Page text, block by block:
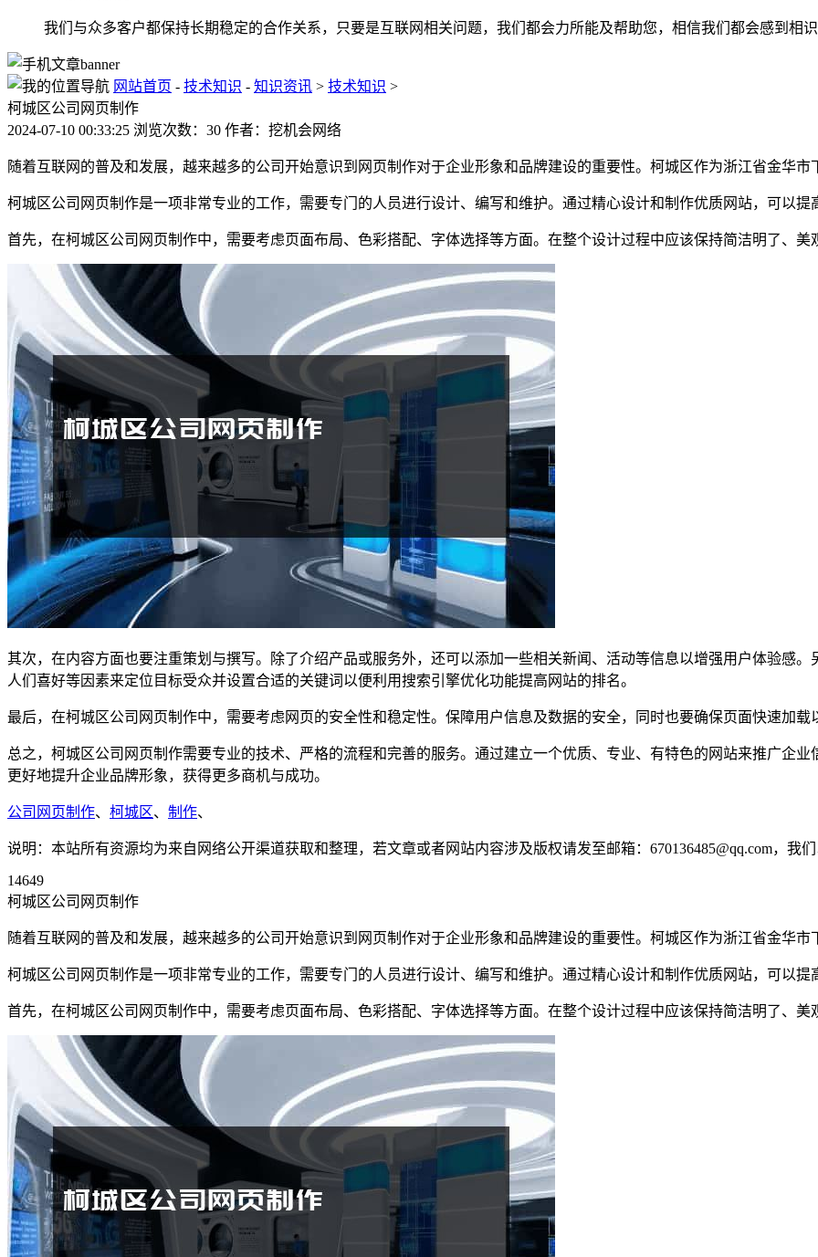
我们与众多客户都保持长期稳定的合作关系，只要是互联网相关问题，我们都会力所能及帮助您，相信我们都会感到相
网站首页 - 技术知识 - 知识资讯 > 技术知识 >
柯城区公司网页制作
2024-07-10 00:33:25 浏览次数：30 作者：挖机会网络
随着互联网的普及和发展，越来越多的公司开始意识到网页制作对于企业形象和品牌建设的重要性。柯城区作为浙江省金华
柯城区公司网页制作是一项非常专业的工作，需要专门的人员进行设计、编写和维护。通过精心设计和制作优质网站，可以
首先，在柯城区公司网页制作中，需要考虑页面布局、色彩搭配、字体选择等方面。在整个设计过程中应该保持简洁明了、
其次，在内容方面也要注重策划与撰写。除了介绍产品或服务外，还可以添加一些相关新闻、活动等信息以增强用户体验感
人们喜好等因素来定位目标受众并设置合适的关键词以便利用搜索引擎优化功能提高网站的排名。
最后，在柯城区公司网页制作中，需要考虑网页的安全性和稳定性。保障用户信息及数据的安全，同时也要确保页面快速加
总之，柯城区公司网页制作需要专业的技术、严格的流程和完善的服务。通过建立一个优质、专业、有特色的网站来推广企
更好地提升企业品牌形象，获得更多商机与成功。
公司网页制作、 柯城区、 制作、
说明：本站所有资源均为来自网络公开渠道获取和整理，若文章或者网站内容涉及版权请发至邮箱：670136485@qq.com，我
14649
柯城区公司网页制作
随着互联网的普及和发展，越来越多的公司开始意识到网页制作对于企业形象和品牌建设的重要性。柯城区作为浙江省金华
柯城区公司网页制作是一项非常专业的工作，需要专门的人员进行设计、编写和维护。通过精心设计和制作优质网站，可以
首先，在柯城区公司网页制作中，需要考虑页面布局、色彩搭配、字体选择等方面。在整个设计过程中应该保持简洁明了、